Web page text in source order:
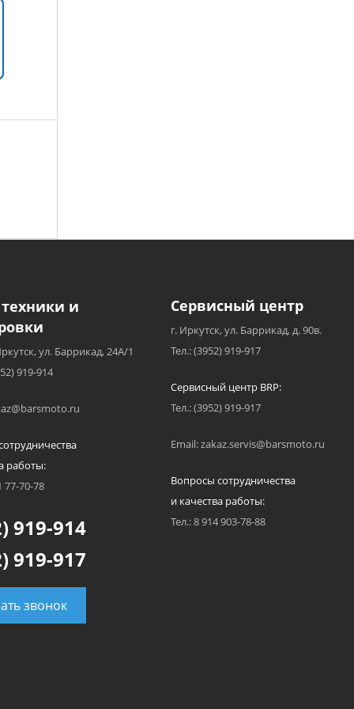
и
ул. Баррикад, 24А/1
919-914
работы:
77-70-78
919-914
919-917
звонок
Сервисный центр
г. Иркутск, ул. Баррикад, д. 90в.
Тел.: (3952) 919-917
Сервисный центр BRP:
Тел.: (3952) 919-917
Email: zakaz.servis@barsmoto.ru
Вопросы сотрудничества
и качества работы:
Тел.: 8 914 903-78-88